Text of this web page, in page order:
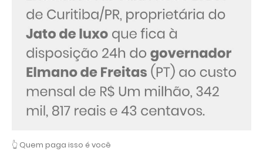
👆 Quem paga isso é você